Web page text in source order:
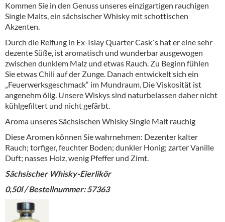
Kommen Sie in den Genuss unseres einzigartigen rauchigen
Single Malts, ein sächsischer Whisky mit schottischen
Akzenten.
Durch die Reifung in Ex-Islay Quarter Cask´s hat er eine sehr
dezente Süße, ist aromatisch und wunderbar ausgewogen
zwischen dunklem Malz und etwas Rauch. Zu Beginn fühlen
Sie etwas Chili auf der Zunge. Danach entwickelt sich ein
„Feuerwerksgeschmack“ im Mundraum. Die Viskosität ist
angenehm ölig. Unsere Wiskys sind naturbelassen daher nicht
kühlgefiltert und nicht gefärbt.
Aroma unseres Sächsischen Whisky Single Malt rauchig
Diese Aromen können Sie wahrnehmen: Dezenter kalter
Rauch; torfiger, feuchter Boden; dunkler Honig; zarter Vanille
Duft; nasses Holz, wenig Pfeffer und Zimt.
Sächsischer Whisky-Eierlikör
0,50l / Bestellnummer: 57363